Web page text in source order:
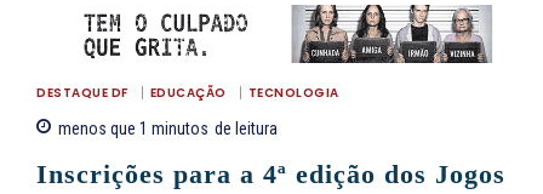
DESTAQUE DF EDUCAÇÃO TECNOLOGIA
menos que 1 minutos de leitura
Inscrições para a 4ª edição dos Jogos